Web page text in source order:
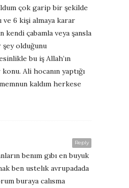
çok garip bir şekilde
ve 6 kişi almaya karar
kendi çabamla veya şansla
şey olduğunu
bu iş Allah’ın
Ali hocanın yaptığı
kaldım herkese
Reply
benım gıbı en buyuk
ben ustelık avrupadada
buraya calısma